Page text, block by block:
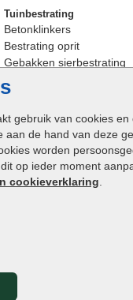
gebruik van cookies
de hand van deze
worden
op ieder moment
cookieverklaring
Tuinbestrating
Betonklinkers
Bestrating oprit
Gebakken sierbestrating
Strakke bestrating
Straatstenen
Straatklinkers
Trommelstenen
Tuinstenen
Waalformaat